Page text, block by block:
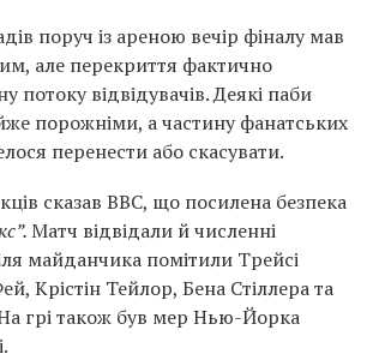
поруч із ареною вечір фіналу мав
але перекриття фактично
потоку відвідувачів. Деякі паби
порожніми, а частину фанатських
перенести або скасувати.
сказав BBC, що посилена безпека
Матч відвідали й численні
майданчика помітили Трейсі
Крістін Тейлор, Бена Стіллера та
грі також був мер Нью-Йорка